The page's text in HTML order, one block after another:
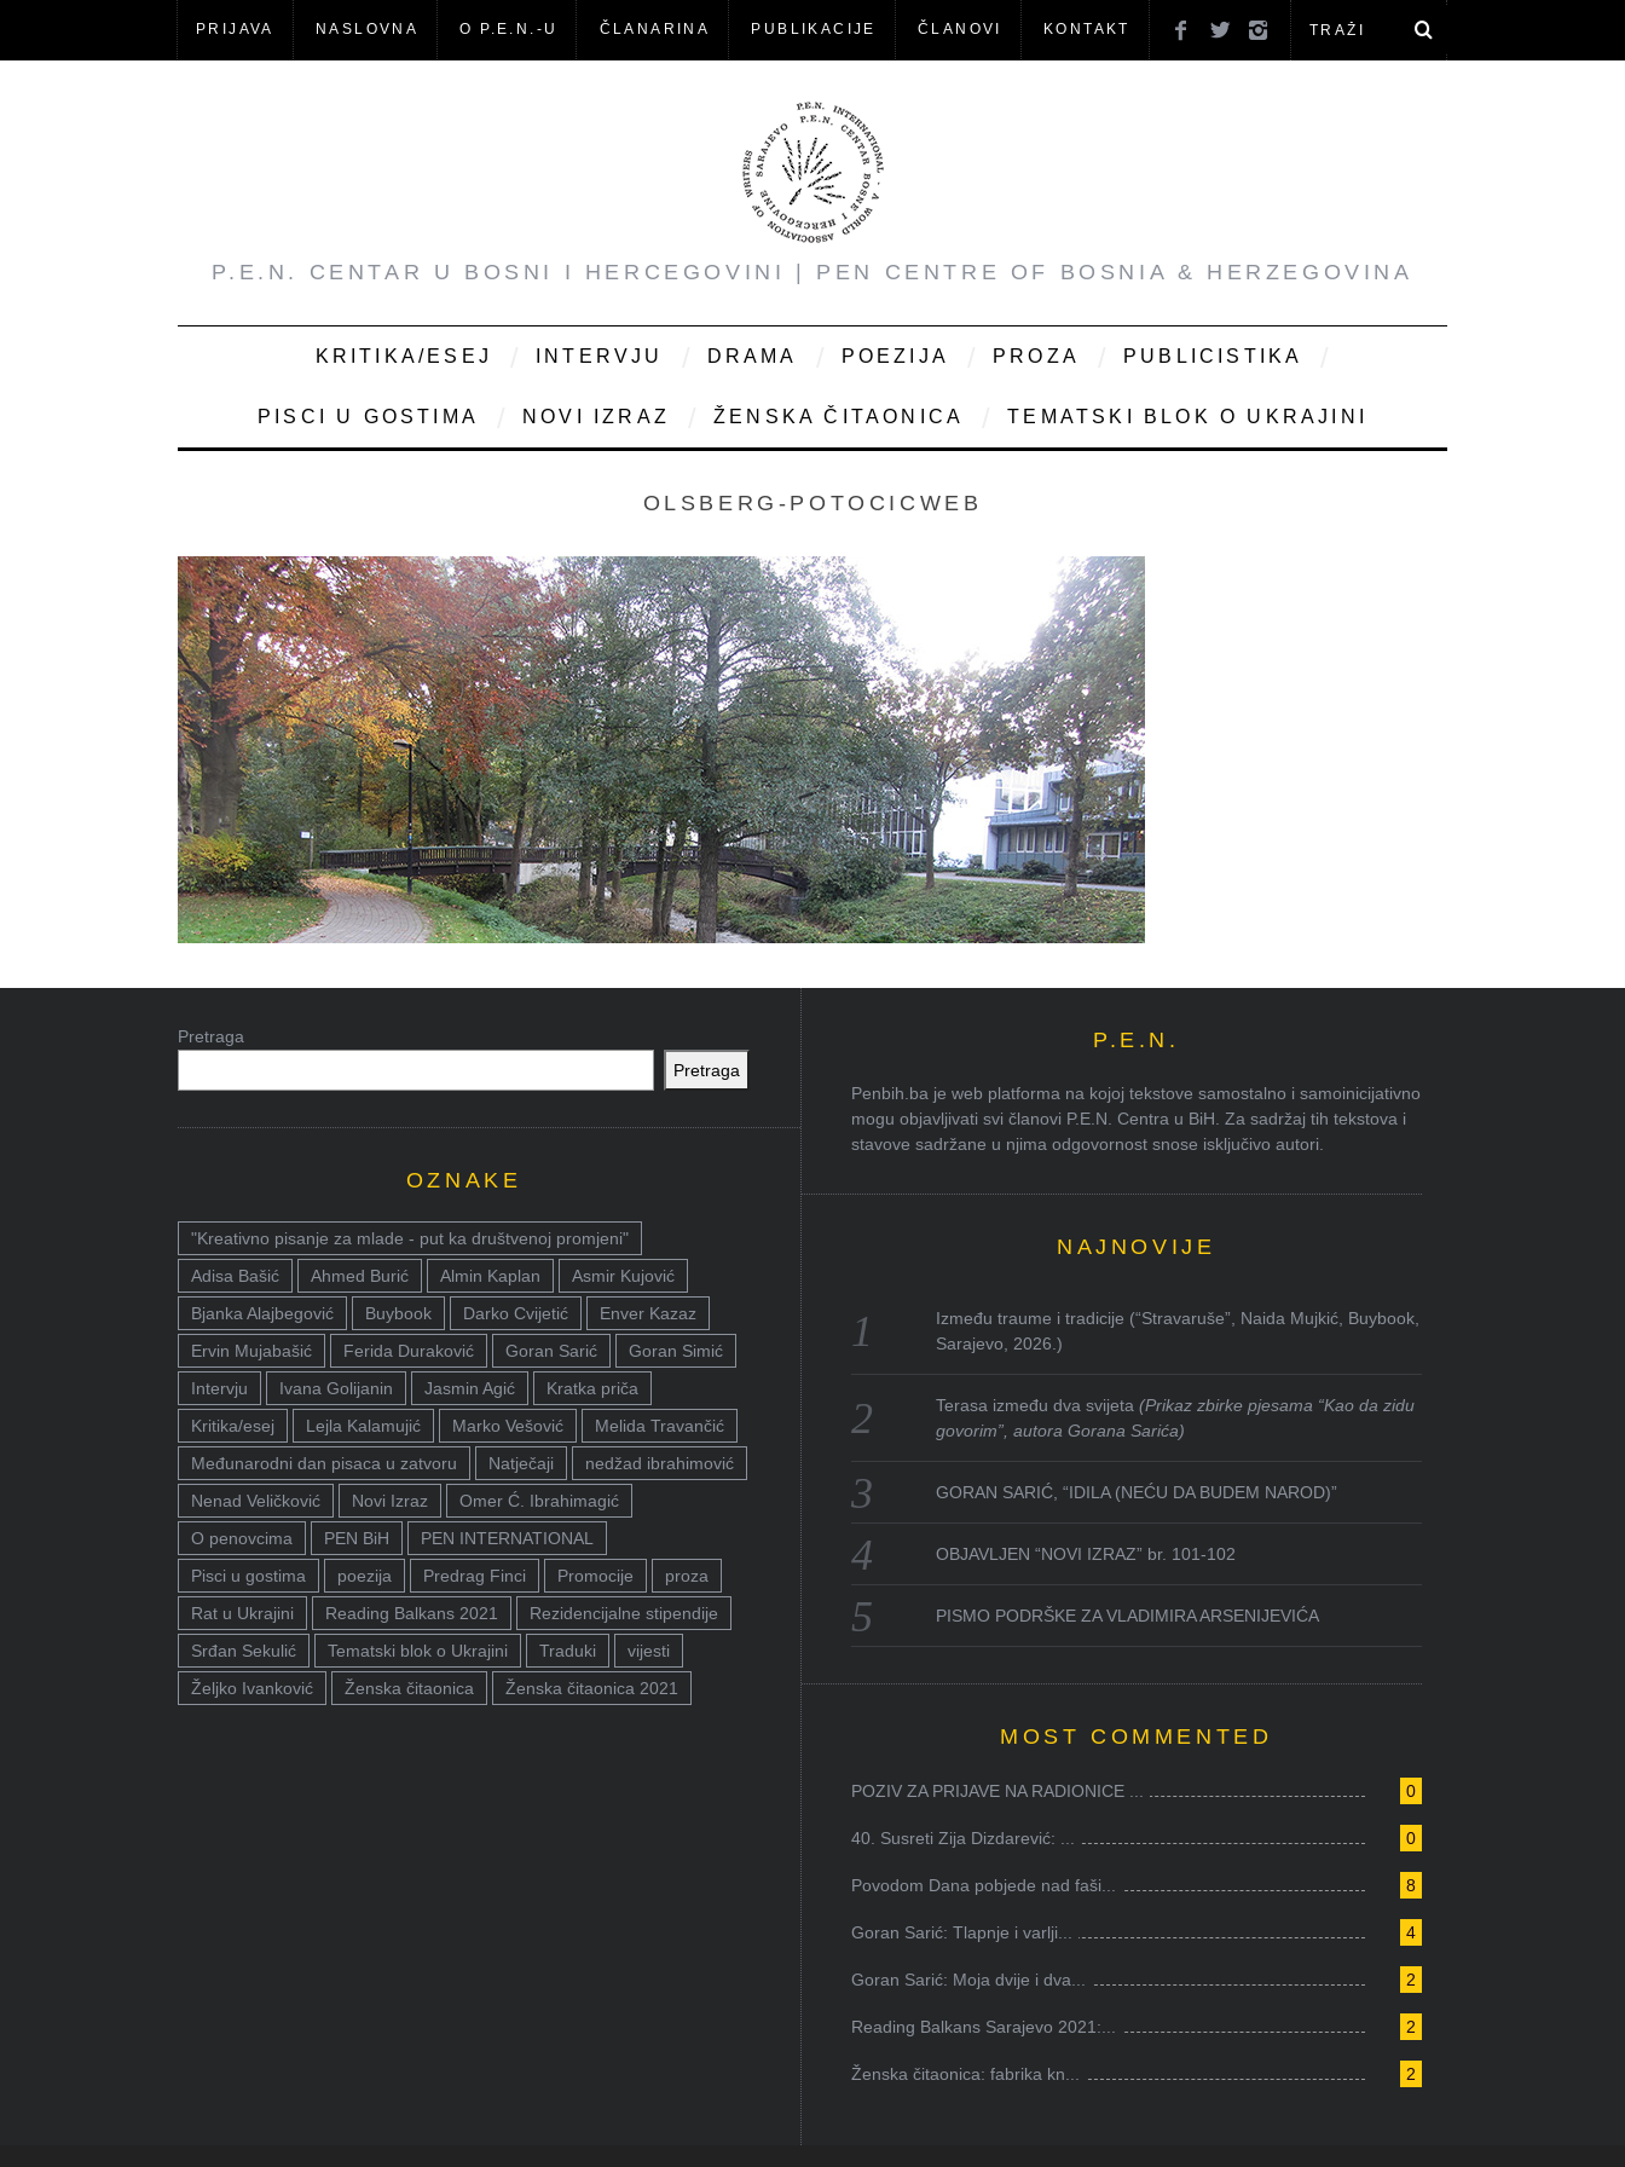
PRIJAVA NASLOVNA O P.E.N.-U ČLANARINA PUBLIKACIJE ČLANOVI KONTAKT
P.E.N. CENTAR U BOSNI I HERCEGOVINI | PEN CENTRE OF BOSNIA & HERZEGOVINA
KRITIKA/ESEJ INTERVJU DRAMA POEZIJA PROZA PUBLICISTIKA
PISCI U GOSTIMA NOVI IZRAZ ŽENSKA ČITAONICA TEMATSKI BLOK O UKRAJINI
OLSBERG-POTOCICWEB
Pretraga
Pretraga
OZNAKE
"Kreativno pisanje za mlade - put ka društvenoj promjeni"
Adisa Bašić
Ahmed Burić Almin Kaplan
Asmir Kujović
Bjanka Alajbegović
Buybook Darko Cvijetić
Enver Kazaz
Ervin Mujabašić
Ferida Duraković Goran Sarić
Goran Simić
Intervju
Ivana Golijanin Jasmin Agić
Kratka priča
Kritika/esej
Lejla Kalamujić Marko Vešović
Melida Travančić
Međunarodni dan pisaca u zatvoru
Natječaji
nedžad ibrahimović
Nenad Veličković
Novi Izraz
Omer Ć. Ibrahimagić
O penovcima
PEN BiH
PEN INTERNATIONAL
Pisci u gostima
poezija Predrag Finci Promocije
proza
Rat u Ukrajini
Reading Balkans 2021
Rezidencijalne stipendije
Srđan Sekulić
Tematski blok o Ukrajini Traduki
vijesti
Željko Ivanković
Ženska čitaonica Ženska čitaonica 2021
P.E.N.
Penbih.ba je web platforma na kojoj tekstove samostalno i samoinicijativno
mogu objavljivati svi članovi P.E.N. Centra u BiH. Za sadržaj tih tekstova i
stavove sadržane u njima odgovornost snose isključivo autori.
NAJNOVIJE
Između traume i tradicije (“Stravaruše”, Naida Mujkić, Buybook,
Sarajevo, 2026.)
Terasa između dva svijeta(Prikaz zbirke pjesama “Kao da zidu
govorim”, autora Gorana Sarića)
GORAN SARIĆ, “IDILA (NEĆU DA BUDEM NAROD)”
OBJAVLJEN “NOVI IZRAZ” br. 101-102
PISMO PODRŠKE ZA VLADIMIRA ARSENIJEVIĆA
MOST COMMENTED
0
POZIV ZA PRIJAVE NA RADIONICE ...
0
40. Susreti Zija Dizdarević: ...
8
Povodom Dana pobjede nad faši...
4
Goran Sarić: Tlapnje i varlji...
2
Goran Sarić: Moja dvije i dva...
2
Reading Balkans Sarajevo 2021:...
2
Ženska čitaonica: fabrika kn...